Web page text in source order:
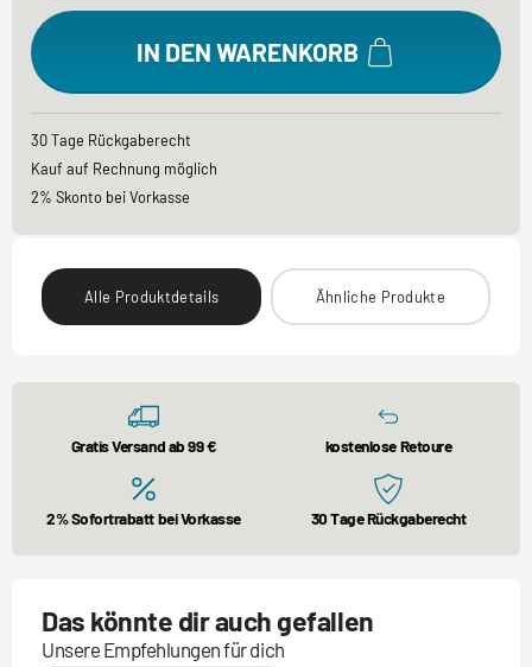
IN DEN WARENKORB
30 Tage Rückgaberecht
Kauf auf Rechnung möglich
2% Skonto bei Vorkasse
Alle Produktdetails Ähnliche Produkte
Gratis Versand ab 99 € kostenlose Retoure
2% Sofortrabatt bei Vorkasse 30 Tage Rückgaberecht
Das könnte dir auch gefallen
Unsere Empfehlungen für dich